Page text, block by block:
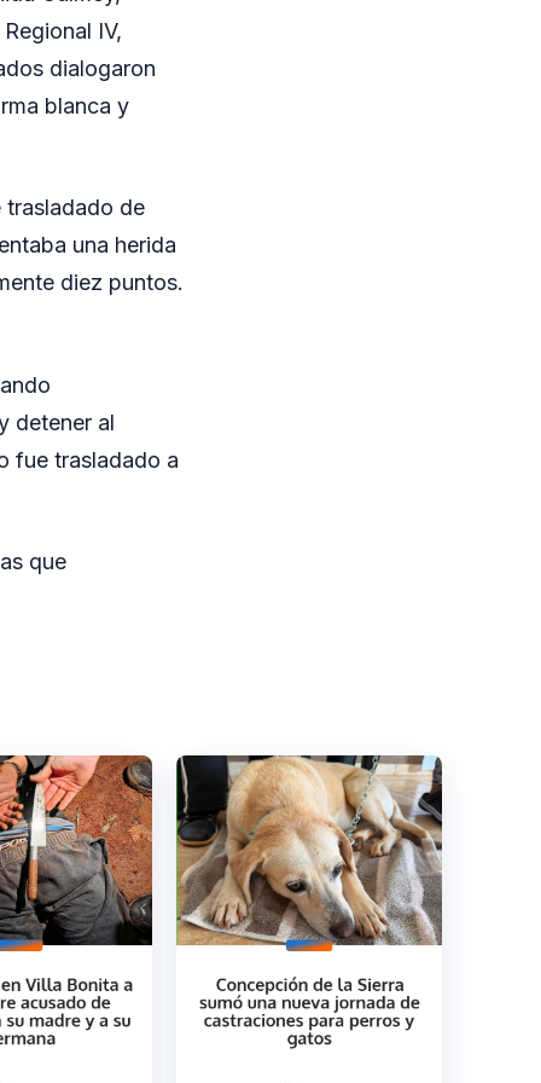
IV,
dialogaron
blanca y
trasladado de
una herida
diez puntos.
detener al
fue trasladado a
que